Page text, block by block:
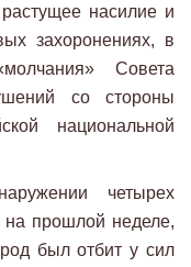
насилие и
захоронениях, в
Совета
со стороны
национальной
четырех
на прошлой неделе,
был отбит у сил